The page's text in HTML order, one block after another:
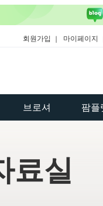
회원가입 마이페이지
브로셔 팜플
료실